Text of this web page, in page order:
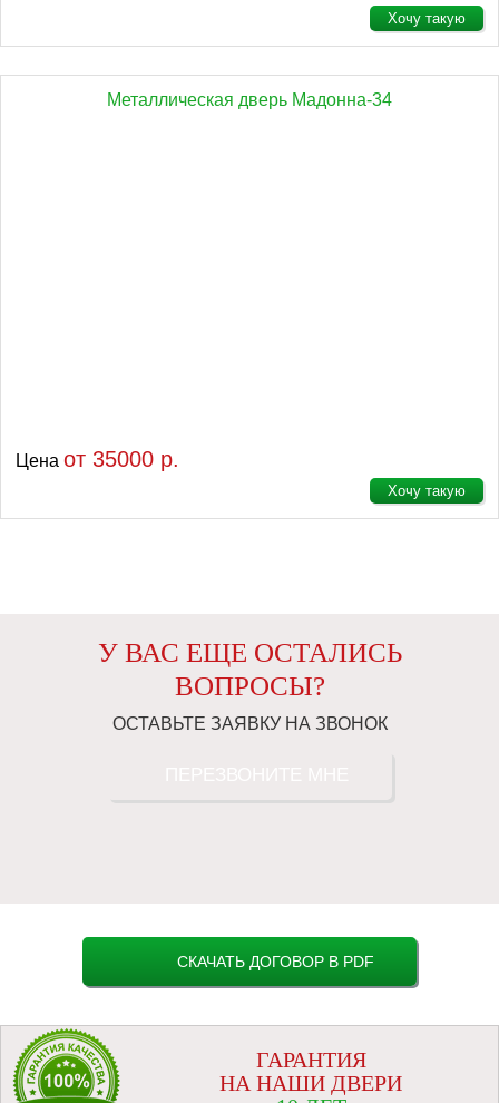
Хочу такую
Металлическая дверь Мадонна-34
Цена от 35000 р.
Хочу такую
У ВАС ЕЩЕ ОСТАЛИСЬ
ВОПРОСЫ?
ОСТАВЬТЕ ЗАЯВКУ НА ЗВОНОК
СКАЧАТЬ ДОГОВОР В PDF
ГАРАНТИЯ
НА НАШИ ДВЕРИ